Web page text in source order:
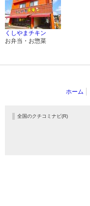
くしやまチキン
お弁当・お惣菜
ホーム
全国のクチコミナビ(R)